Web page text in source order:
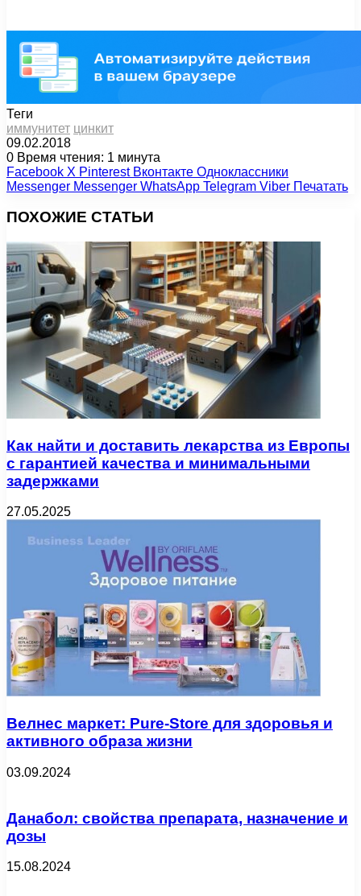
Теги
иммунитет цинкит
09.02.2018
0 Время чтения: 1 минута
Facebook X Pinterest Вконтакте Одноклассники
Messenger Messenger WhatsApp Telegram Viber Печатать
ПОХОЖИЕ СТАТЬИ
Как найти и доставить лекарства из Европы
с гарантией качества и минимальными
задержками
27.05.2025
Велнес маркет: Pure-Store для здоровья и
активного образа жизни
03.09.2024
Данабол: свойства препарата, назначение и
дозы
15.08.2024